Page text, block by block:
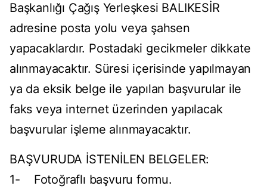
Başkanlığı Çağış Yerleşkesi BALIKESİR
adresine posta yolu veya şahsen
yapacaklardır. Postadaki gecikmeler dikkate
alınmayacaktır. Süresi içerisinde yapılmayan
ya da eksik belge ile yapılan başvurular ile
faks veya internet üzerinden yapılacak
başvurular işleme alınmayacaktır.
BAŞVURUDA İSTENİLEN BELGELER:
1- Fotoğraflı başvuru formu.